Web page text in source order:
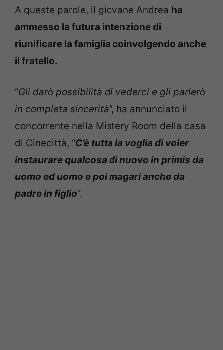
A queste parole, il giovane Andrea ha
ammesso la futura intenzione di
riunificare la famiglia coinvolgendo anche
il fratello.
“Gli darò possibilità di vederci e gli parlerò
in completa sincerità“, ha annunciato il
concorrente nella Mistery Room della casa
di Cinecittà, “C’è tutta la voglia di voler
instaurare qualcosa di nuovo in primis da
uomo ed uomo e poi magari anche da
padre in figlio“.